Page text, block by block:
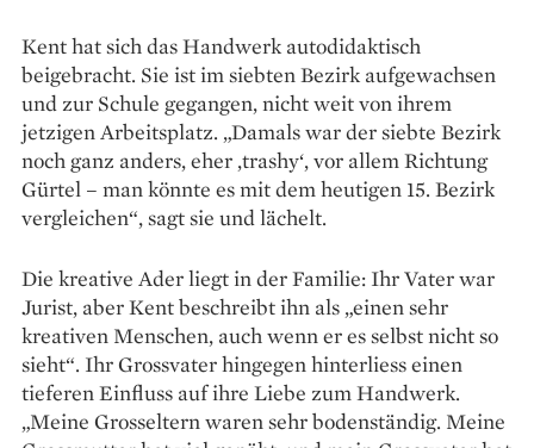
Kent hat sich das Handwerk autodidaktisch
beigebracht. Sie ist im siebten Bezirk aufgewachsen
und zur Schule gegangen, nicht weit von ihrem
jetzigen Arbeitsplatz. „Damals war der siebte Bezirk
noch ganz anders, eher ‚trashy‘, vor allem Richtung
Gürtel – man könnte es mit dem heutigen 15. Bezirk
vergleichen“, sagt sie und lächelt.
Die kreative Ader liegt in der Familie: Ihr Vater war
Jurist, aber Kent beschreibt ihn als „einen sehr
kreativen Menschen, auch wenn er es selbst nicht so
sieht“. Ihr Grossvater hingegen hinterliess einen
tieferen Einfluss auf ihre Liebe zum Handwerk.
„Meine Grosseltern waren sehr bodenständig. Meine